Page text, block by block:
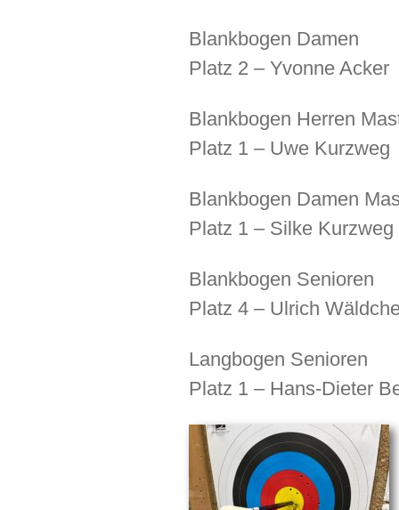
Blankbogen Damen
Platz 2 – Yvonne Acker
Blankbogen Herren
Platz 1 – Uwe Kurzweg
Blankbogen Damen
Platz 1 – Silke Kurzweg
Blankbogen Senioren
Platz 4 – Ulrich
Langbogen Senioren
Platz 1 – Hans-Dieter